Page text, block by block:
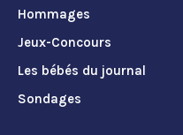
Hommages
Jeux-Concours
Les bébés du journal
Sondages